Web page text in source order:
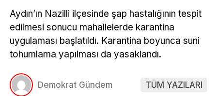
Aydın’ın Nazilli ilçesinde şap hastalığının tespit
edilmesi sonucu mahallelerde karantina
uygulaması başlatıldı. Karantina boyunca suni
tohumlama yapılması da yasaklandı.
Demokrat Gündem TÜM YAZILARI